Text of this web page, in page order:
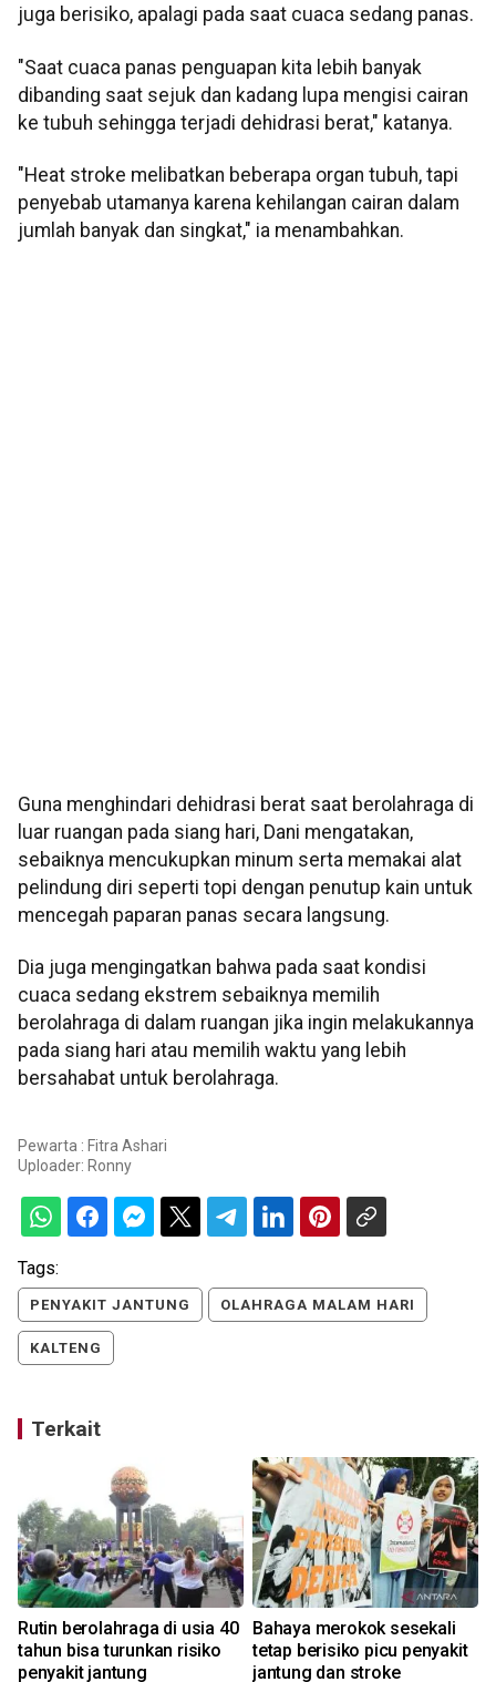
juga berisiko, apalagi pada saat cuaca sedang panas.
"Saat cuaca panas penguapan kita lebih banyak
dibanding saat sejuk dan kadang lupa mengisi cairan
ke tubuh sehingga terjadi dehidrasi berat," katanya.
"Heat stroke melibatkan beberapa organ tubuh, tapi
penyebab utamanya karena kehilangan cairan dalam
jumlah banyak dan singkat," ia menambahkan.
Guna menghindari dehidrasi berat saat berolahraga di
luar ruangan pada siang hari, Dani mengatakan,
sebaiknya mencukupkan minum serta memakai alat
pelindung diri seperti topi dengan penutup kain untuk
mencegah paparan panas secara langsung.
Dia juga mengingatkan bahwa pada saat kondisi
cuaca sedang ekstrem sebaiknya memilih
berolahraga di dalam ruangan jika ingin melakukannya
pada siang hari atau memilih waktu yang lebih
bersahabat untuk berolahraga.
Pewarta : Fitra Ashari
Uploader: Ronny
Tags:
PENYAKIT JANTUNG OLAHRAGA MALAM HARI
KALTENG
Terkait
Rutin berolahraga di usia 40
tahun bisa turunkan risiko
penyakit jantung
Bahaya merokok sesekali
tetap berisiko picu penyakit
jantung dan stroke